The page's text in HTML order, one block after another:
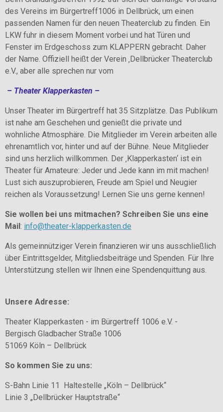
des Vereins im Bürgertreff1006 in Dellbrück, um einen
passenden Namen für den neuen Theaterclub zu finden. Ein
LKW fuhr in diesem Moment vorbei und hat Türen und
Fenster im Erdgeschoss zum KLAPPERN gebracht. Daher
der Name. Offiziell heißt der Verein ‚Dellbrücker Theaterclub
e.V., aber alle sprechen nur vom
– Theater Klapperkasten –
Unser Theater im Bürgertreff hat 35 Sitzplätze. Das Publikum
ist nahe am Geschehen und genießt die private und
wohnliche Atmosphäre. Die Mitglieder im Verein arbeiten alle
ehrenamtlich vor, hinter und auf der Bühne. Neue Mitglieder
sind uns herzlich willkommen. Der ‚Klapperkasten‘ ist ein
Theater für Amateure: Jeder und Jede kann im mit machen!
Lust sich auszuprobieren, Freude am Spiel und Neugier
reichen als Voraussetzung! Lernen Sie uns gerne kennen!
Sie wollen bei uns mitmachen? Schreiben Sie uns eine
Mail : info@theater-klapperkasten.de
Als gemeinnütziger Verein finanzieren wir uns ausschließlich
über Eintrittsgelder, Mitgliedsbeiträge und Spenden. Für Ihre
Unterstützung stellen wir Ihnen eine Spendenquittung aus.
Unsere Adresse:
Theater Klapperkasten - im Bürgertreff 1006 e.V. -
Bergisch Gladbacher Straße 1006
51069 Köln – Dellbrück
So kommen Sie zu uns:
S-Bahn Linie 11 Haltestelle „Köln – Dellbrück“
Linie 3 „Dellbrücker Hauptstraße“